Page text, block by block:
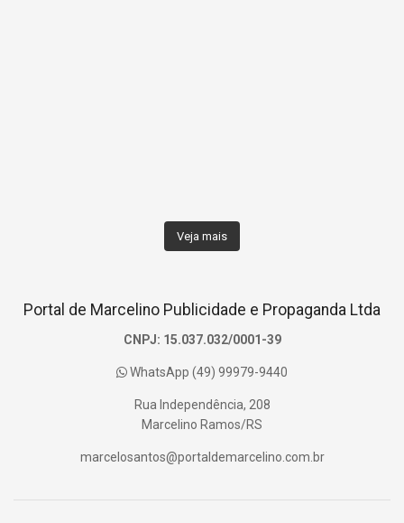
Veja mais
Portal de Marcelino Publicidade e Propaganda Ltda
CNPJ: 15.037.032/0001-39
WhatsApp (49) 99979-9440
Rua Independência, 208
Marcelino Ramos/RS
marcelosantos@portaldemarcelino.com.br